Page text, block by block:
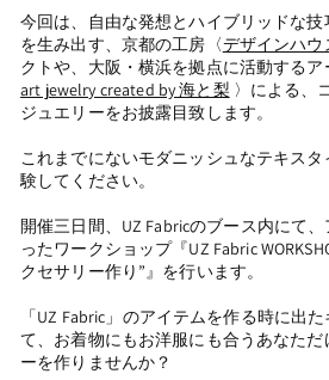
今回は、自由な発想とハイブリッドな
を生み出す、京都の工房〈デザインハウ
クトや、大阪・横浜を拠点に活動する
art jewelry created by 海と梨 〉による、
ジュエリーをお披露目致します。
これまでにないモダニッシュなテキス
験してください。
開催三日間、UZ Fabricのブース内にて
ったワークショップ『UZ Fabric
クセサリー作り”』を行います。
「UZ Fabric」のアイテムを作る時に出
て、お着物にもお洋服にも合うあなた
ーを作りませんか？